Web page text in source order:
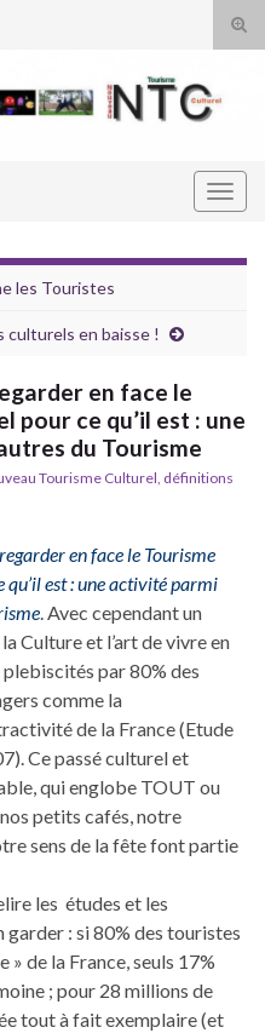
les Touristes
en baisse !
en face le
pour ce qu’il est : une
du Tourisme
Tourisme Culturel, définitions
en face le Tourisme
est : une activité parmi
. Avec cependant un
Culture et l’art de vivre en
par 80% des
comme la
de la France (Etude
Ce passé culturel et
qui englobe TOUT ou
petits cafés, notre
sens de la fête font partie
les études et les
: si 80% des touristes
» de la France, seuls 17%
; pour 28 millions de
tout à fait exemplaire (et